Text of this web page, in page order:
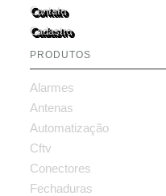
Contato
Cadastro
PRODUTOS
Alarmes
Antenas
Automatização
Cftv
Conectores
Fechaduras